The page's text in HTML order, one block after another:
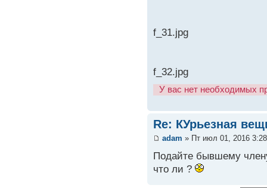
f_31.jpg
f_32.jpg
У вас нет необходимых
Re: КУрьезная
adam » Пт июл 01, 2016
Подайте бывшему
что ли ?